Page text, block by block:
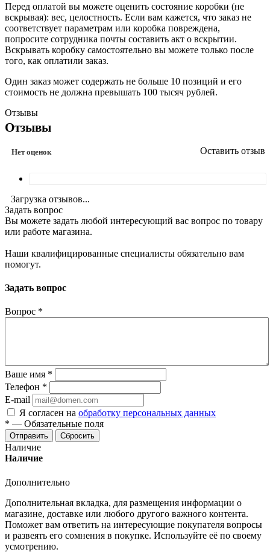
Перед оплатой вы можете оценить состояние коробки (не
вскрывая): вес, целостность. Если вам кажется, что заказ не
соответствует параметрам или коробка повреждена,
попросите сотрудника почты составить акт о вскрытии.
Вскрывать коробку самостоятельно вы можете только после
того, как оплатили заказ.
Один заказ может содержать не больше 10 позиций и его
стоимость не должна превышать 100 тысяч рублей.
Отзывы
Отзывы
Нет оценок Оставить отзыв
Загрузка отзывов...
Задать вопрос
Вы можете задать любой интересующий вас вопрос по товару
или работе магазина.
Наши квалифицированные специалисты обязательно вам
помогут.
Задать вопрос
Вопрос *
Ваше имя *
Телефон *
E-mail
Я согласен на обработку персональных данных
* — Обязательные поля
Отправить Сбросить
Наличие
Наличие
Дополнительно
Дополнительная вкладка, для размещения информации о
магазине, доставке или любого другого важного контента.
Поможет вам ответить на интересующие покупателя вопросы
и развеять его сомнения в покупке. Используйте её по своему
усмотрению.